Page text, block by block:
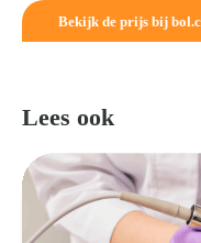
Bekijk de prijs bij
Lees ook